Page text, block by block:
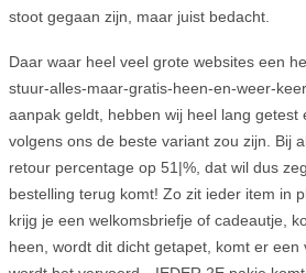
stoot gegaan zijn, maar juist bedacht.
Daar waar heel veel grote websites een
stuur-alles-maar-gratis-heen-en-weer-
aanpak geldt, hebben wij heel lang getest
volgens ons de beste variant zou zijn. Bij
retour percentage op 51|%, dat wil dus
bestelling terug komt! Zo zit ieder item in
krijg je een welkomsbriefje of cadeautje,
heen, wordt dit dicht getapet, komt er een